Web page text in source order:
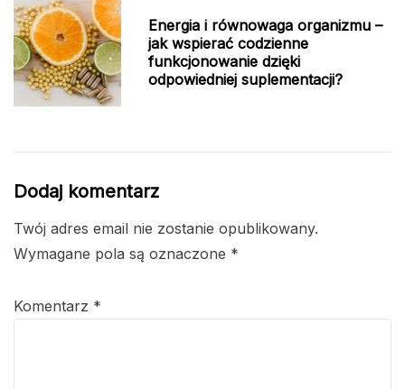
Energia i równowaga organizmu –
jak wspierać codzienne
funkcjonowanie dzięki
odpowiedniej suplementacji?
Dodaj komentarz
Twój adres email nie zostanie opublikowany.
Wymagane pola są oznaczone *
Komentarz *